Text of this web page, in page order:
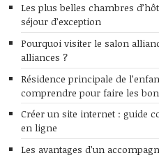
Les plus belles chambres
séjour d’exception
Pourquoi visiter le salon
alliances ?
Résidence principale de
comprendre pour faire les
Créer un site internet : guide
en ligne
Les avantages d’un